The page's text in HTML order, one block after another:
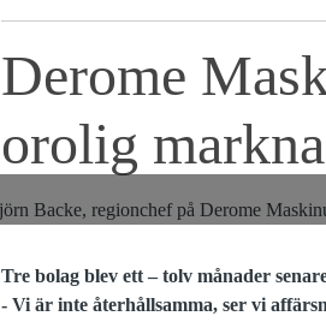
Derome
orolig
Tre bolag blev ett – tolv månader
- Vi är inte återhållsamma, ser vi